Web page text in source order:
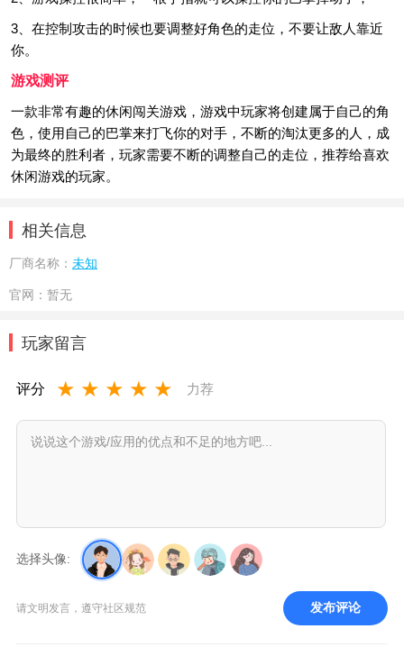
3、在控制攻击的时候也要调整好角色的走位，不要让敌人靠近
你。
游戏测评
一款非常有趣的休闲闯关游戏，游戏中玩家将创建属于自己的角
色，使用自己的巴掌来打飞你的对手，不断的淘汰更多的人，成
为最终的胜利者，玩家需要不断的调整自己的走位，推荐给喜欢
休闲游戏的玩家。
相关信息
厂商名称： 未知
官网： 暂无
玩家留言
评分 ★ ★ ★ ★ ★ 力荐
选择头像:
请文明发言，遵守社区规范 发布评论